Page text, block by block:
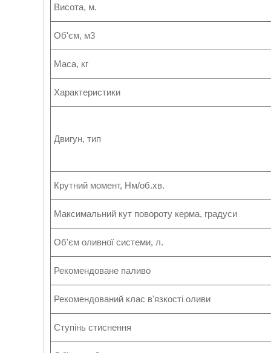
Висота, м.
Об'єм, м3
Маса, кг
Характеристики
Двигун, тип
Крутний момент, Нм/об.хв.
Максимальний кут повороту керма, градуси
Об'єм оливної системи, л.
Рекомендоване паливо
Рекомендований клас в'язкості оливи
Ступінь стиснення